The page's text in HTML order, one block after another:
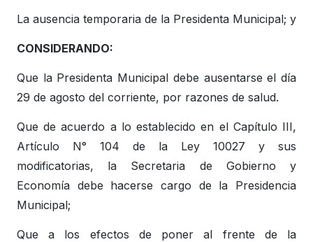
La ausencia temporaria de la Presidenta Municipal; y
CONSIDERANDO:
Que la Presidenta Municipal debe ausentarse el día
29 de agosto del corriente, por razones de salud.
Que de acuerdo a lo establecido en el Capítulo III,
Artículo N° 104 de la Ley 10027 y sus
modificatorias, la Secretaria de Gobierno y
Economía debe hacerse cargo de la Presidencia
Municipal;
Que a los efectos de poner al frente de la